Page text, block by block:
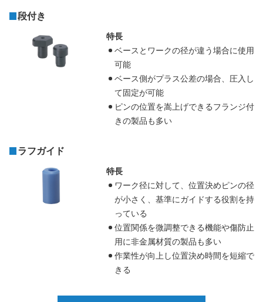
段付き
特長
ベースとワークの径が違う場合に使用
可能
ベース側がプラス公差の場合、圧入し
て固定が可能
ピンの位置を嵩上げできるフランジ付
きの製品も多い
ラフガイド
特長
ワーク径に対して、位置決めピンの径
が小さく、基準にガイドする役割を持
っている
位置関係を微調整できる機能や傷防止
用に非金属材質の製品も多い
作業性が向上し位置決め時間を短縮で
きる